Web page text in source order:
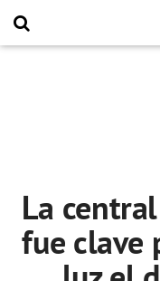
La
fue clave